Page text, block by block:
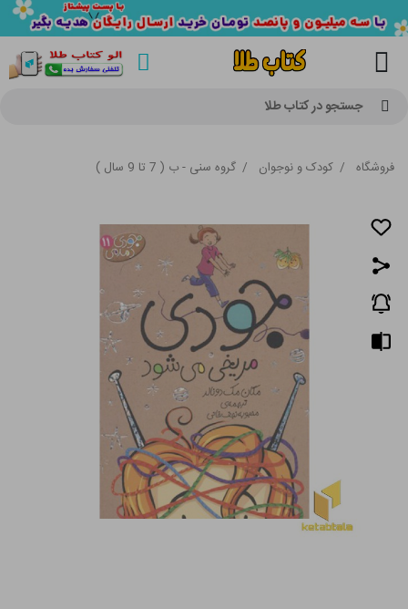
جستجو در کتاب طلا
فروشگاه / کودک و نوجوان / گروه سنی - ب ( 7 تا 9 سال )